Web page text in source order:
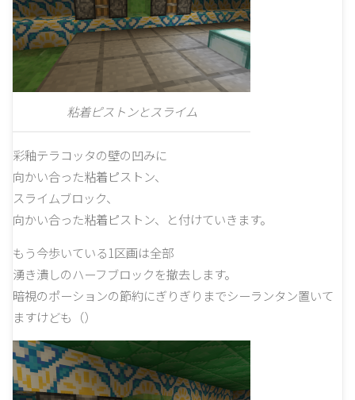
粘着ピストンとスライム
彩釉テラコッタの壁の凹みに
向かい合った粘着ピストン、
スライムブロック、
向かい合った粘着ピストン、と付けていきます。
もう今歩いている1区画は全部
湧き潰しのハーフブロックを撤去します。
暗視のポーションの節約にぎりぎりまでシーランタン置いて
ますけども（）